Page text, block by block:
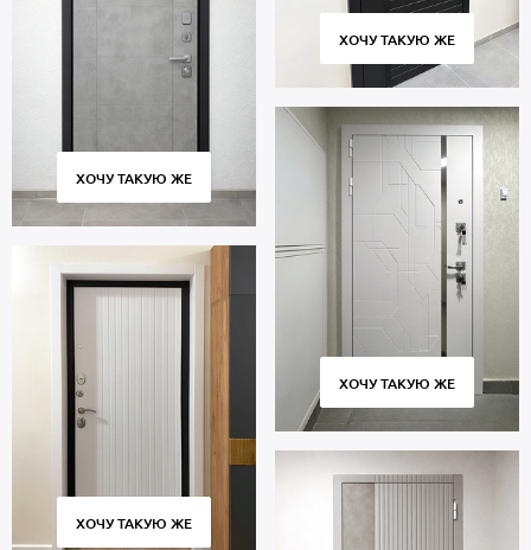
ХОЧУ ТАКУЮ ЖЕ
ХОЧУ ТАКУЮ ЖЕ
ХОЧУ ТАКУЮ ЖЕ
ХОЧУ ТАКУЮ ЖЕ